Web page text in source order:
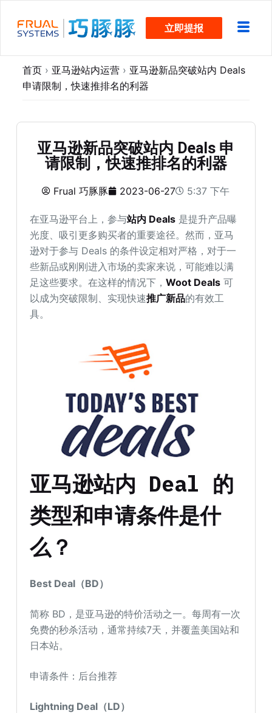
过
立即提报
首页 › 亚马逊站内运营 › 亚马逊新品突破站内 Deals
申请限制，快速推排名的利器
亚马逊新品突破站内 Deals 申
请限制，快速推排名的利器
Frual 巧豚豚 2023-06-27 5:37 下午
在亚马逊平台上，参与站内 Deals 是提升产品曝
光度、吸引更多购买者的重要途径。然而，亚马
逊对于参与 Deals 的条件设定相对严格，对于一
些新品或刚刚进入市场的卖家来说，可能难以满
足这些要求。在这样的情况下，Woot Deals 可
以成为突破限制、实现快速推广新品的有效工
具。
亚马逊站内 Deal 的
类型和申请条件是什
么？
Best Deal（BD）
简称 BD，是亚马逊的特价活动之一。每周有一次
免费的秒杀活动，通常持续7天，并覆盖美国站和
日本站。
申请条件：后台推荐
Lightning Deal（LD）